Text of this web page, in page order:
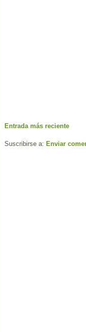
Entrada más reciente
Suscribirse a: Enviar